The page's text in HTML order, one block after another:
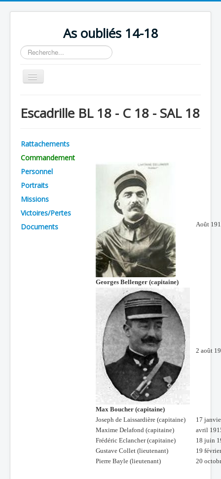
As oubliés 14-18
Rechercher
Basculer
la
Chronologie
Avions
Personnels
Formation
Doctrines
Escadrille BL 18 - C 18 - SAL 18
Rattachements
Commandement
Personnel
Portraits
Missions
Victoires/Pertes
Documents
Georges Bellenger (capitaine)
Août
Max Boucher (capitaine)
2 août
Joseph de Laissardière (capitaine)
17
Maxime Delafond (capitaine)
avril
Frédéric Eclancher (capitaine)
18 juin
Gustave Collet (lieutenant)
19
Pierre Bayle (lieutenant)
20